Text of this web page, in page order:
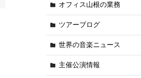
オフィス山根の業務
ツアーブログ
世界の音楽ニュース
主催公演情報